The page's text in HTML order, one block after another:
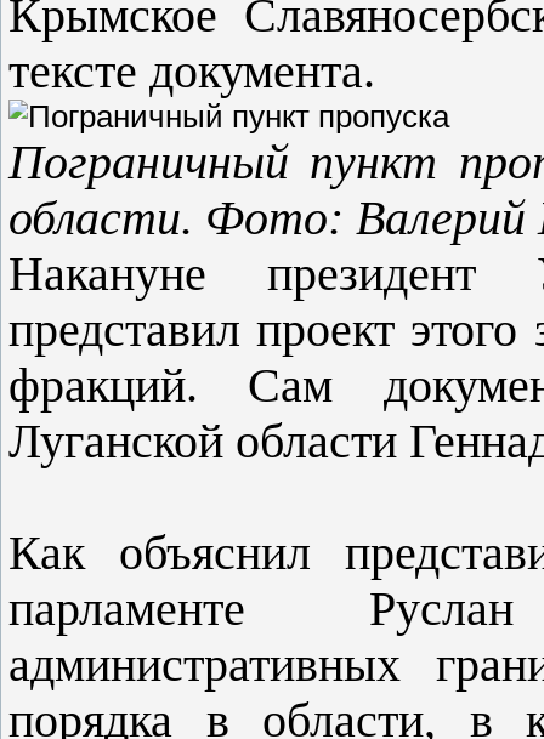
Крымское
тексте документа.
Пограничный пункт
области. Фото:
Накануне
представил проект
фракций. Сам
Луганской области
Как объяснил
парламенте
административных
порядка в области, в